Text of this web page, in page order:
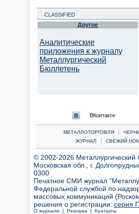
CLASSIFIED
Другое
Аналитические
приложения к журналу
Металлургический
Бюллетень
ВКонтакте
МЕТАЛЛОТОРГОВЛЯ |
ЖУРНАЛ
| СВЕЖИЙ
© 2002-2026
Московская обл., г.
0300
Печатное СМИ журнал
Федеральной службой по
массовых коммуникаций
решения о регистрации: серия
О журнале | Реклама | Контакты